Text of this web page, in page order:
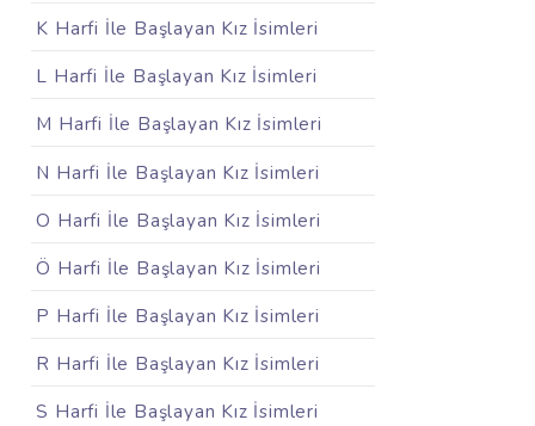
K Harfi İle Başlayan Kız İsimleri
L Harfi İle Başlayan Kız İsimleri
M Harfi İle Başlayan Kız İsimleri
N Harfi İle Başlayan Kız İsimleri
O Harfi İle Başlayan Kız İsimleri
Ö Harfi İle Başlayan Kız İsimleri
P Harfi İle Başlayan Kız İsimleri
R Harfi İle Başlayan Kız İsimleri
S Harfi İle Başlayan Kız İsimleri